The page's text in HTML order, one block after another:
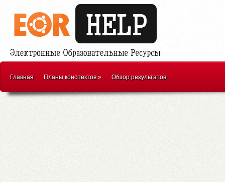
Главная Планы конспектов» Обзор результатов